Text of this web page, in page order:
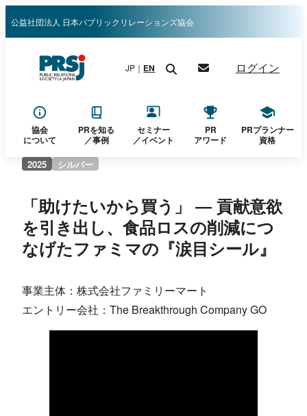
公益社団法人 日本パブリックリレーションズ協会
JP｜ EN ログイン
協会
について
PRを知る
／事例
セミナー
／イベント
PR
アワード
PRプランナー
資格
2025 シルバー
「助けたいから買う」 ― 貢献意欲
を引き出し、食品ロスの削減につ
なげたファミマの『涙目シール』
事業主体：株式会社ファミリーマート
エントリー会社：The Breakthrough Company GO